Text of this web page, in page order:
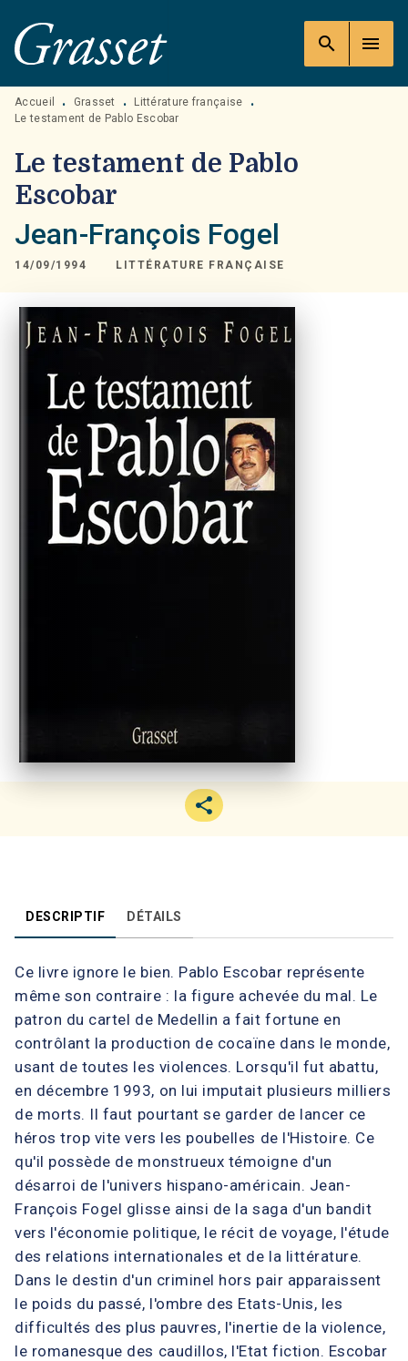
MENU RECHERCHE
PIED DE PAGE
search menu
Accueil • Grasset • Littérature française
•
Le testament de Pablo Escobar
Le testament de Pablo
Escobar
Jean-François Fogel
14/09/1994 LITTÉRATURE FRANÇAISE
DESCRIPTIF DÉTAILS
Ce livre ignore le bien. Pablo Escobar représente
même son contraire : la figure achevée du mal. Le
patron du cartel de Medellin a fait fortune en
contrôlant la production de cocaïne dans le monde,
usant de toutes les violences. Lorsqu'il fut abattu,
en décembre 1993, on lui imputait plusieurs milliers
de morts. Il faut pourtant se garder de lancer ce
héros trop vite vers les poubelles de l'Histoire. Ce
qu'il possède de monstrueux témoigne d'un
désarroi de l'univers hispano-américain. Jean-
François Fogel glisse ainsi de la saga d'un bandit
vers l'économie politique, le récit de voyage, l'étude
des relations internationales et de la littérature.
Dans le destin d'un criminel hors pair apparaissent
le poids du passé, l'ombre des Etats-Unis, les
difficultés des plus pauvres, l'inertie de la violence,
le romanesque des caudillos, l'Etat fiction. Escobar